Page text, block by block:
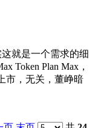
这就是一个需求的细
Token Plan Max，
市，无关，董峥暗